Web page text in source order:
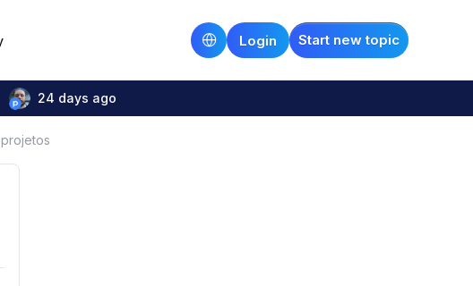
Start new topic
Login
24 days ago